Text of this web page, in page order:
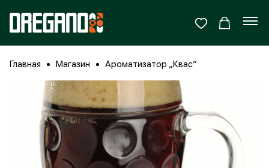
Главная Магазин Ароматизатор „Квас“